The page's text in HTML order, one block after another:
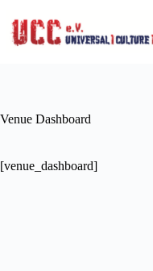
Inhalt
springen
Venue Dashboard
[venue_dashboard]